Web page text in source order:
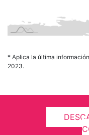
* Aplica la última
2023.